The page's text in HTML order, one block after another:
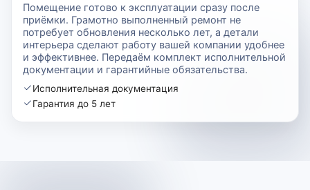
Помещение готово к эксплуатации сразу после
приёмки. Грамотно выполненный ремонт не
потребует обновления несколько лет, а детали
интерьера сделают работу вашей компании удобнее
и эффективнее. Передаём комплект исполнительной
документации и гарантийные обязательства.
Исполнительная документация
Гарантия до 5 лет